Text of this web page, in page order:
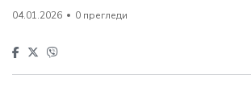
04.01.2026 0 прегледи